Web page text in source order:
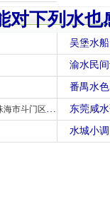
对下列水也
吴堡水
渝水民
番禺水
市斗门区) 东莞咸
水城小